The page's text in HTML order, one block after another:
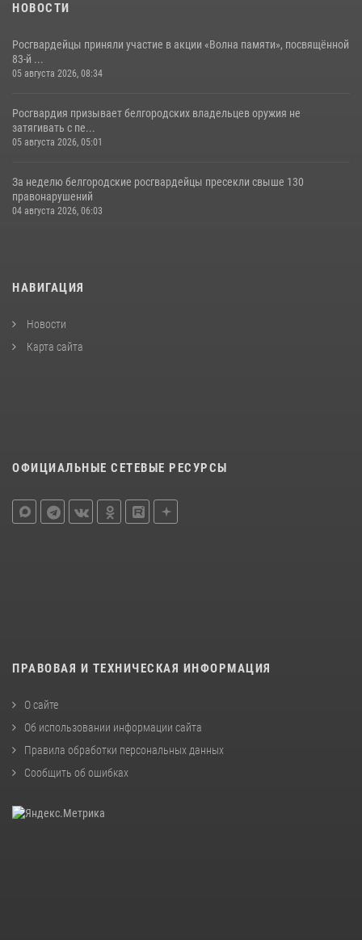
НОВОСТИ
Росгвардейцы приняли участие в акции «Волна памяти», посвящённой
83‑й ...
05 августа 2026, 08:34
Росгвардия призывает белгородских владельцев оружия не
затягивать с пе...
05 августа 2026, 05:01
За неделю белгородские росгвардейцы пресекли свыше 130
правонарушений
04 августа 2026, 06:03
НАВИГАЦИЯ
Новости
Карта сайта
ОФИЦИАЛЬНЫЕ СЕТЕВЫЕ РЕСУРСЫ
ПРАВОВАЯ И ТЕХНИЧЕСКАЯ ИНФОРМАЦИЯ
О сайте
Об использовании информации сайта
Правила обработки персональных данных
Сообщить об ошибках